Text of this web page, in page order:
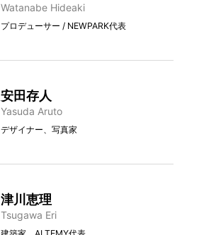
Watanabe Hideaki
プロデューサー / NEWPARK代表
安田存人
Yasuda Aruto
デザイナー、写真家
津川恵理
Tsugawa Eri